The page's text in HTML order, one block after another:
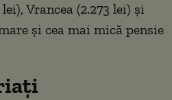
Vrancea (2.273 lei) și
și cea mai mică pensie